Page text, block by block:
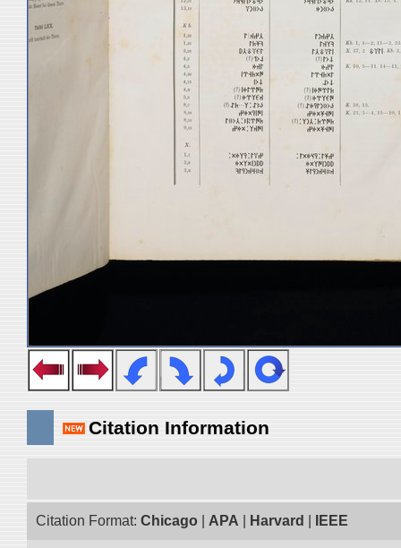
Citation Information
Citation Format: Chicago APA Harvard IEEE